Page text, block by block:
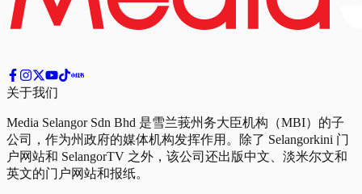
关于我们
Media Selangor Sdn Bhd 是雪兰莪州务大臣机构（MBI）的子
公司，作为州政府的媒体机构发挥作用。除了 Selangorkini 门
户网站和 SelangorTV 之外，该公司还出版中文、淡米尔文和
英文的门户网站和报纸。